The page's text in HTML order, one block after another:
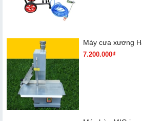
Máy cưa xương
7.200.000₫